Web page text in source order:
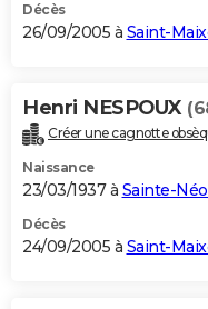
Décès
26/09/2005 à Saint-
Henri NESPOUX
Créer une cagnotte
Naissance
23/03/1937 à Sainte-
Décès
24/09/2005 à Saint-